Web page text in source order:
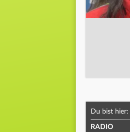
Du bist hier:
RADIO